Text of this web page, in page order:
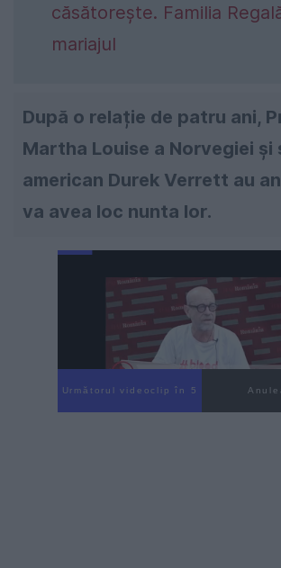
căsătorește. Familia
mariajul
După o relație de patru ani,
Martha Louise a Norvegiei și
american Durek Verrett au
va avea loc nunta lor.
Următorul videoclip în 4